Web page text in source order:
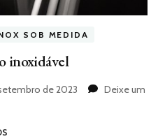
SOB MEDIDA
inoxidável
de 2023
Deixe um